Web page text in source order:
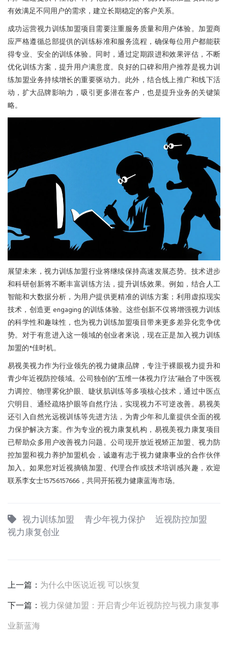
有效满足不同用户的需求，建立长期稳定的客户关系。
成功运营视力训练加盟项目需要注重服务质量和用户体验。加盟商
应严格遵循总部提供的训练标准和服务流程，确保每位用户都能获
得专业、安全的训练体验。同时，通过定期跟进和效果评估，不断
优化训练方案，提升用户满意度。良好的口碑和用户推荐是视力训
练加盟业务持续增长的重要驱动力。此外，结合线上推广和线下活
动，扩大品牌影响力，吸引更多潜在客户，也是提升业务的关键策
略。
展望未来，视力训练加盟行业将继续保持高速发展态势。技术进步
和科研创新将不断丰富训练方法，提升训练效果。例如，结合人工
智能和大数据分析，为用户提供更精准的训练方案；利用虚拟现实
技术，创造更 engaging 的训练体验。这些创新不仅将增强视力训练
的科学性和趣味性，也为视力训练加盟项目带来更多差异化竞争优
势。对于有意进入这一领域的创业者来说，现在正是加入视力训练
加盟的*佳时机。
易视美视力作为行业领先的视力健康品牌，专注于裸眼视力提升和
青少年近视防控领域。公司独创的“五维一体视力疗法”融合了中医视
力调控、物理雾化护眼、睫状肌训练等多项核心技术，通过中医点
穴明目、通经疏络护眼等自然疗法，实现视力不可逆改善。易视美
还引入自然光远视训练等先进方法，为青少年和儿童提供全面的视
力保护解决方案。作为专业的视力康复机构，易视美视力康复项目
已帮助众多用户改善视力问题。公司现开放近视矫正加盟、视力防
控加盟和视力养护加盟机会，诚邀有志于视力健康事业的合作伙伴
加入。如果您对近视摘镜加盟、代理合作或技术培训感兴趣，欢迎
联系李女士15756157666，共同开拓视力健康蓝海市场。
视力训练加盟 青少年视力保护
近视防控加盟
视力康复创业
上一篇： 为什么中医说近视 可以恢复
下一篇： 视力保健加盟：开启青少年近视防控与视力康复事
业新蓝海